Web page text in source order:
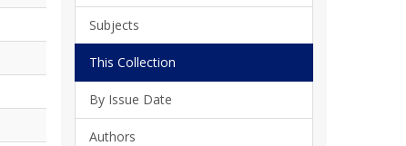
Subjects
This Collection
By Issue Date
Authors